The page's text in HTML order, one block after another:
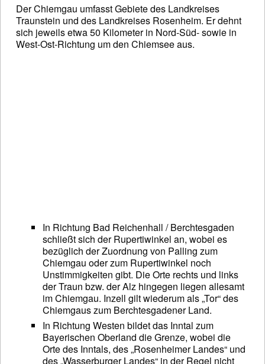
Der Chiemgau umfasst Gebiete des Landkreises
Traunstein und des Landkreises Rosenheim. Er dehnt
sich jeweils etwa 50 Kilometer in Nord-Süd- sowie in
West-Ost-Richtung um den Chiemsee aus.
In Richtung Bad Reichenhall / Berchtesgaden
schließt sich der Rupertiwinkel an, wobei es
bezüglich der Zuordnung von Palling zum
Chiemgau oder zum Rupertiwinkel noch
Unstimmigkeiten gibt. Die Orte rechts und links
der Traun bzw. der Alz hingegen liegen allesamt
im Chiemgau. Inzell gilt wiederum als „Tor“ des
Chiemgaus zum Berchtesgadener Land.
In Richtung Westen bildet das Inntal zum
Bayerischen Oberland die Grenze, wobei die
Orte des Inntals, des „Rosenheimer Landes“ und
des „Wasserburger Landes“ in der Regel nicht